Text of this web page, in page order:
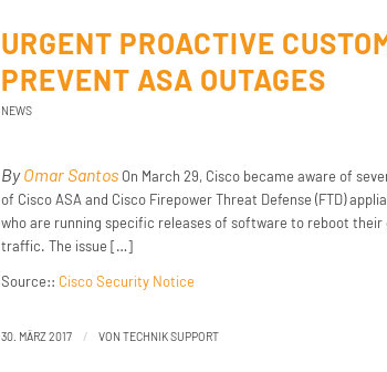
URGENT PROACTIVE
PREVENT ASA OUTAGES
NEWS
ByOmar Santos On March 29, Cisco became aware of
of Cisco ASA and Cisco Firepower Threat Defense (FTD)
who are running specific releases of software to reboot
traffic. The issue […]
Source:: Cisco Security Notice
30. MÄRZ 2017 / VON TECHNIK SUPPORT